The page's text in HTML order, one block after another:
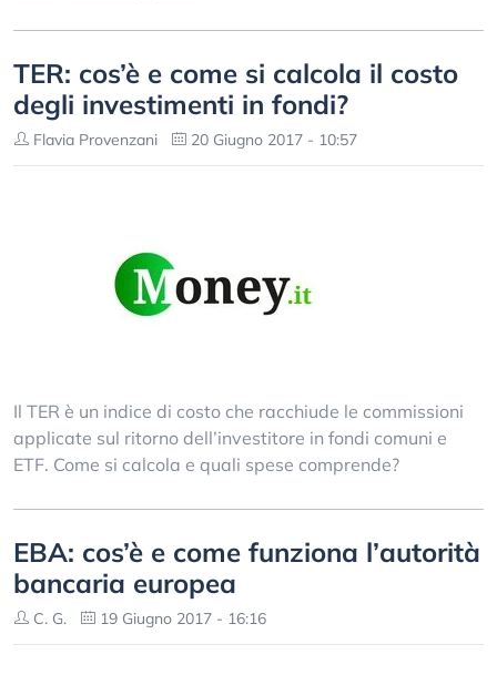
TER: cos’è e come si calcola il costo
degli investimenti in fondi?
Flavia Provenzani 20 Giugno 2017 - 10:57
Il TER è un indice di costo che racchiude le commissioni
applicate sul ritorno dell’investitore in fondi comuni e
ETF. Come si calcola e quali spese comprende?
EBA: cos’è e come funziona l’autorità
bancaria europea
C. G. 19 Giugno 2017 - 16:16